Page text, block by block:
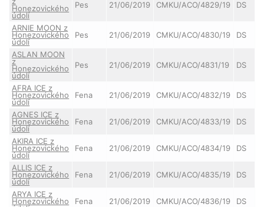
Honezovického
údolí
Pes 21/06/2019 CMKU/ACO/4829/19 DS
ARNIE MOON z
Honezovického
údolí
Pes 21/06/2019 CMKU/ACO/4830/19 DS
ASLAN MOON
z
Honezovického
údolí
Pes 21/06/2019 CMKU/ACO/4831/19 DS
AFRA ICE z
Honezovického
údolí
Fena 21/06/2019 CMKU/ACO/4832/19 DS
AGNES ICE z
Honezovického
údolí
Fena 21/06/2019 CMKU/ACO/4833/19 DS
AKIRA ICE z
Honezovického
údolí
Fena 21/06/2019 CMKU/ACO/4834/19 DS
ALLIS ICE z
Honezovického
údolí
Fena 21/06/2019 CMKU/ACO/4835/19 DS
ARYA ICE z
Honezovického Fena 21/06/2019 CMKU/ACO/4836/19 DS